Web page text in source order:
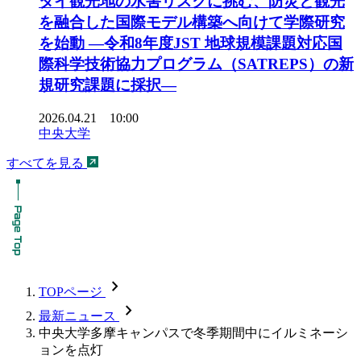
を融合した国際モデル構築へ向けて学際研究
を始動 ―令和8年度JST 地球規模課題対応国
際科学技術協力プログラム（SATREPS）の新
規研究課題に採択―
2026.04.21 10:00
中央大学
すべてを見る
TOPページ chevron_forward
最新ニュース chevron_forward
中央大学多摩キャンパスで冬季期間中にイルミネーシ
ョンを点灯